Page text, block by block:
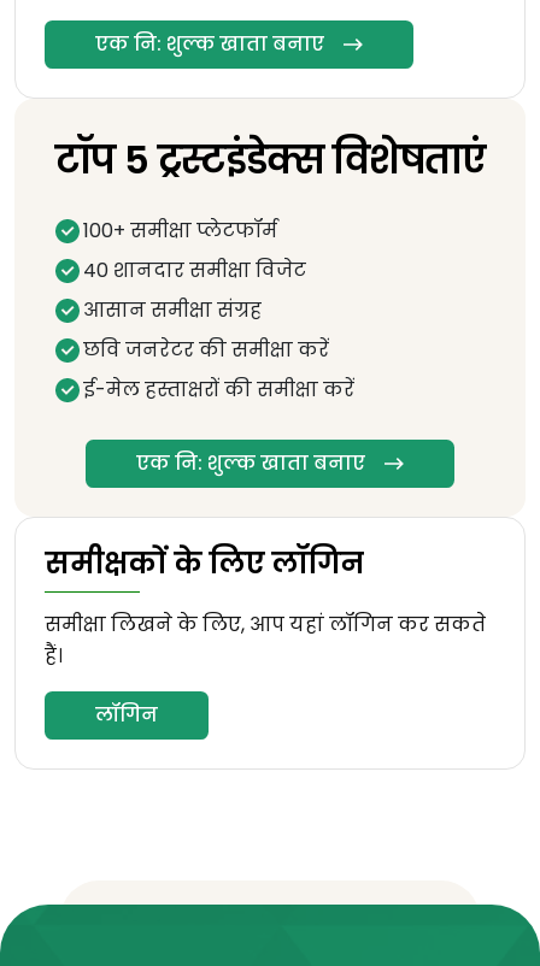
एक नि: शुल्क खाता बनाए
टॉप 5 ट्रस्टइंडेक्स विशेषताएं
100+ समीक्षा प्लेटफॉर्म
40 शानदार समीक्षा विजेट
आसान समीक्षा संग्रह
छवि जनरेटर की समीक्षा करें
ई-मेल हस्ताक्षरों की समीक्षा करें
एक नि: शुल्क खाता बनाए
समीक्षकों के लिए लॉगिन
समीक्षा लिखने के लिए, आप यहां लॉगिन कर सकते
हैं।
लॉगिन